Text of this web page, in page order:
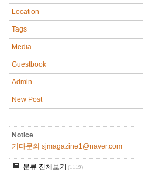
Location
Tags
Media
Guestbook
Admin
New Post
Notice
기타문의 sjmagazine1@naver.com
분류 전체보기 (1119)